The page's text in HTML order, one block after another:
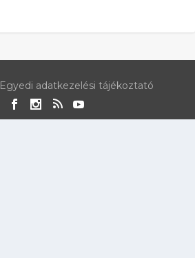
Egyedi adatkezelési tájékoztató